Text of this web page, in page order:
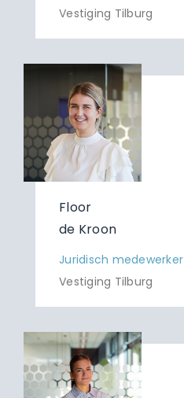
Vestiging Tilburg
Floor
de Kroon
Juridisch medewerker
Vestiging Tilburg